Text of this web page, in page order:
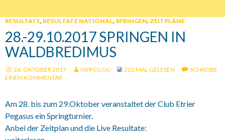
RESULTATE, RESULTATE NATIONAL, SPRINGEN, ZEITPLÄNE
28.-29.10.2017 SPRINGEN IN
WALDBREDIMUS
26. OKTOBER 2017 HIPPOLOU 222 MAL GELESEN
SCHREIBE
EINEN KOMMENTAR
Am 28. bis zum 29.Oktober veranstaltet der Club Etrier
Pegasus ein Springturnier.
Anbei der Zeitplan und die Live Resultate: